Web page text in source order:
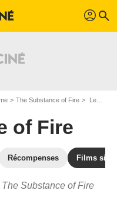
profil search
The Substance of Fire Les films similaires à "The Substance of Fire"
of Fire
Récompenses Films
Substance of Fire